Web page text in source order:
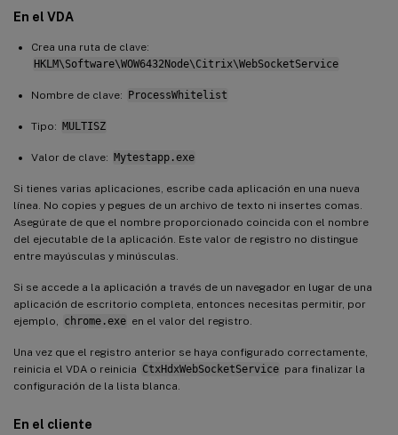
En el VDA
Crea una ruta de clave:
HKLM\Software\WOW6432Node\Citrix\WebSocketService
Nombre de clave: ProcessWhitelist
Tipo: MULTISZ
Valor de clave: Mytestapp.exe
Si tienes varias aplicaciones, escribe cada aplicación en una nueva
línea. No copies y pegues de un archivo de texto ni insertes comas.
Asegúrate de que el nombre proporcionado coincida con el nombre
del ejecutable de la aplicación. Este valor de registro no distingue
entre mayúsculas y minúsculas.
Si se accede a la aplicación a través de un navegador en lugar de una
aplicación de escritorio completa, entonces necesitas permitir, por
ejemplo, chrome.exe en el valor del registro.
Una vez que el registro anterior se haya configurado correctamente,
reinicia el VDA o reinicia CtxHdxWebSocketService para finalizar la
configuración de la lista blanca.
En el cliente